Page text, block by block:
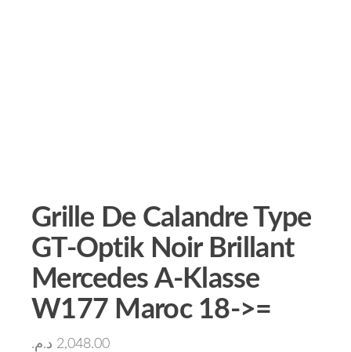
Grille De Calandre Type
GT-Optik Noir Brillant
Mercedes A-Klasse
W177 Maroc 18->=
2,048.00 د.م.